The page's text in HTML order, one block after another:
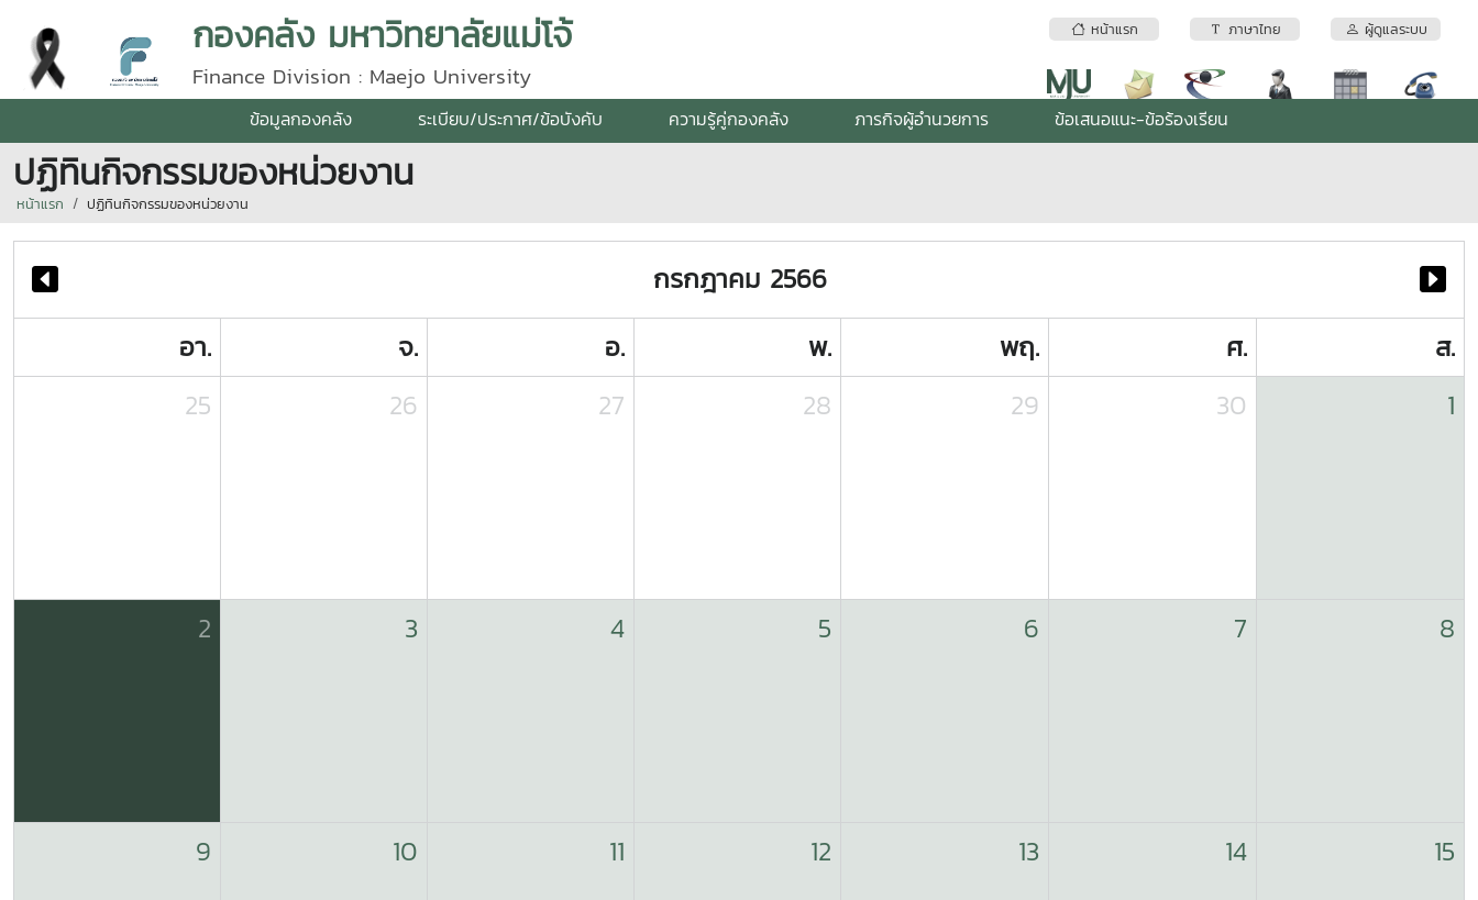
หน้าแรก ภาษาไทย ผู้ดูแลระบบ
กองคลัง มหาวิทยาลัยแม่โจ้
Finance Division : Maejo University
ข้อมูลกองคลัง ระเบียบ/ประกาศ/ข้อบังคับ ความรู้คู่กองคลัง ภารกิจผู้อำนวยการ ข้อเสนอแนะ-ข้อร้องเรียน
ปฏิทินกิจกรรมของหน่วยงาน
หน้าแรก ปฏิทินกิจกรรมของหน่วยงาน
กรกฎาคม 2566
อา.
จ. อ. พ. พฤ. ศ.
ส.
25
26 27 28 29 30 1
2 3 4 5 6 7 8
9 10 11 12 13 14 15